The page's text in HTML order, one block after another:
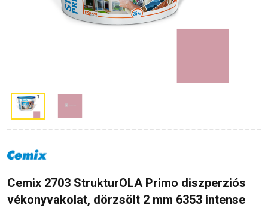
Cemix 2703 StrukturOLA Primo diszperziós
vékonyvakolat, dörzsölt 2 mm 6353 intense